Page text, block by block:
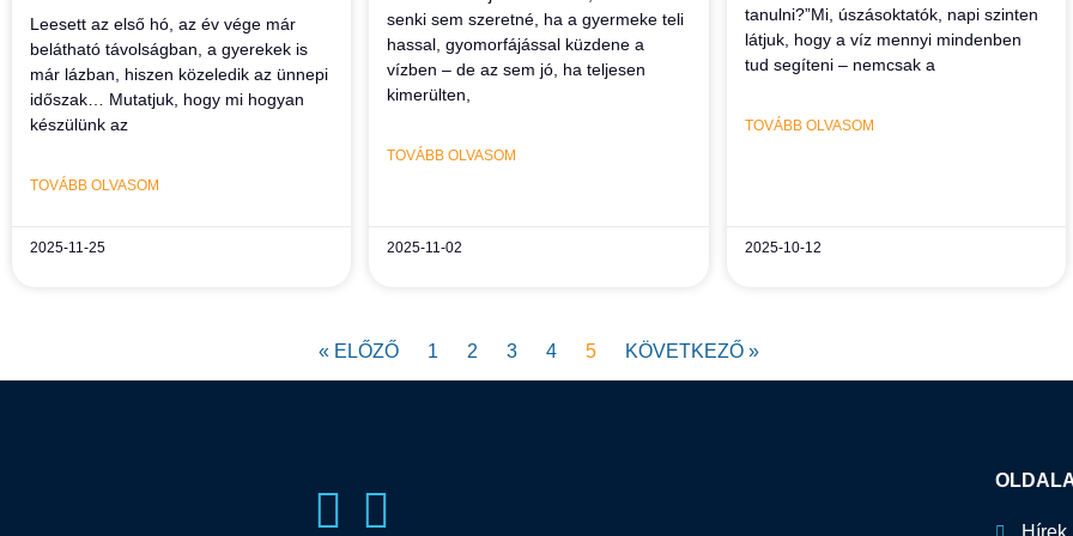
Leesett az első hó, az év vége már
belátható távolságban, a gyerekek is
már lázban, hiszen közeledik az ünnepi
időszak… Mutatjuk, hogy mi hogyan
készülünk az
TOVÁBB OLVASOM
2025-11-25
senki sem szeretné, ha a gyermeke teli
hassal, gyomorfájással küzdene a
vízben – de az sem jó, ha teljesen
kimerülten,
TOVÁBB OLVASOM
2025-11-02
tanulni?”Mi, úszásoktatók, napi szinten
látjuk, hogy a víz mennyi mindenben
tud segíteni – nemcsak a
TOVÁBB OLVASOM
2025-10-12
« ELŐZŐ 1 2 3 4 5 KÖVETKEZŐ »
Hírek